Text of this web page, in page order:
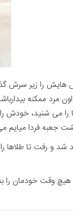
هایش را زیر سرش
مرد ممکنه
را می شنید، خودش
جعبه فردا میایم
شد و رفت تا
وقت خودمان را